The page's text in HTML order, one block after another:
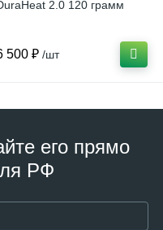
2.0 120 грамм
500 ₽ /шт
его прямо
РФ